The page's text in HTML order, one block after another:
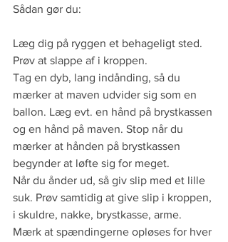
Sådan gør du:
Læg dig på ryggen et behageligt sted.
Prøv at slappe af i kroppen.
Tag en dyb, lang indånding, så du
mærker at maven udvider sig som en
ballon. Læg evt. en hånd på brystkassen
og en hånd på maven. Stop når du
mærker at hånden på brystkassen
begynder at løfte sig for meget.
Når du ånder ud, så giv slip med et lille
suk. Prøv samtidig at give slip i kroppen,
i skuldre, nakke, brystkasse, arme.
Mærk at spændingerne opløses for hver